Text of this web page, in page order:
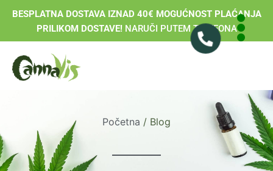
BESPLATNA DOSTAVA IZNAD 40€ MOGUĆNOST PLAĆANJA
PRILIKOM DOSTAVE!NARUČI PUTEM TELEFONA
Početna / Blog